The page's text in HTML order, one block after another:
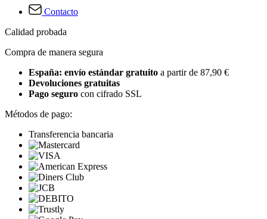
Contacto
Calidad probada
Compra de manera segura
España: envío estándar gratuito a partir de 87,90 €
Devoluciones gratuitas
Pago seguro con cifrado SSL
Métodos de pago:
Transferencia bancaria